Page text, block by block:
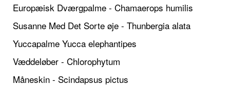
Europæisk Dværgpalme - Chamaerops humilis
Susanne Med Det Sorte øje - Thunbergia alata
Yuccapalme Yucca elephantipes
Væddeløber - Chlorophytum
Måneskin - Scindapsus pictus